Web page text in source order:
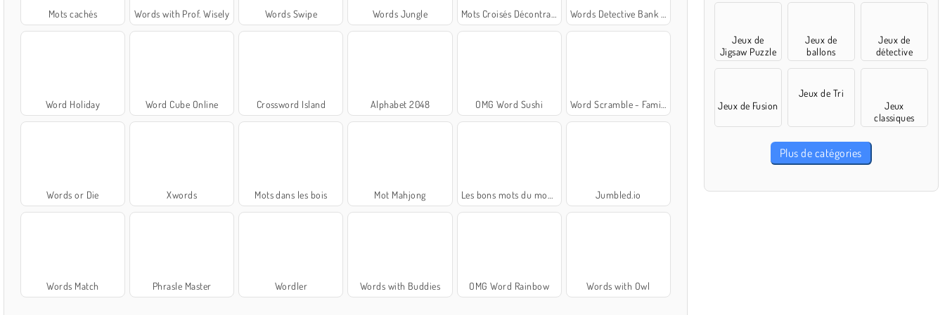
Mots cachés Words with Prof. Wisely Words Swipe Words Jungle Mots Croisés Décontractés Words Detective Bank Heist
Word Holiday Word Cube Online Crossword Island Alphabet 2048 OMG Word Sushi Word Scramble - Family Tales
Words or Die Xwords Mots dans les bois Mot Mahjong Les bons mots du monstre Jumbled.io
Words Match Phrasle Master Wordler Words with Buddies OMG Word Rainbow Words with Owl
Jeux de
Jigsaw Puzzle
Jeux de
ballons
Jeux de
détective
Jeux de Fusion
Jeux de Tri
Jeux
classiques
Plus de catégories